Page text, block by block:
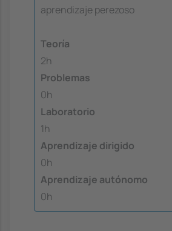
aprendizaje perezoso
Teoría
2h
Problemas
0h
Laboratorio
1h
Aprendizaje dirigido
0h
Aprendizaje autónomo
0h